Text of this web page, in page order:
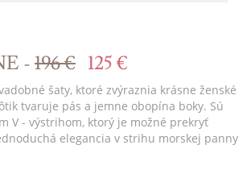
-196 € 125 €
šaty, ktoré zvýraznia krásne ženské
tvaruje pás a jemne obopína boky. Sú
V - výstrihom, ktorý je možné prekryť
elegancia v strihu morskej panny